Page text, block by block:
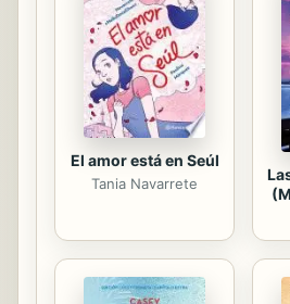
El libro del doctor
es una guía
arte de saber
desprendernos
El amor está en Seúl
Tania Navarrete